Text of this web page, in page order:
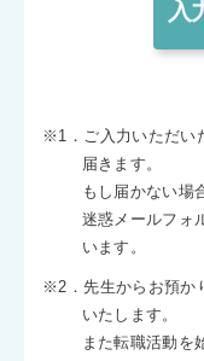
※1．ご入力いただい
届きます。
もし届かない場
迷惑メールフォ
います。
※2．先生からお預か
いたします。
また転職活動を